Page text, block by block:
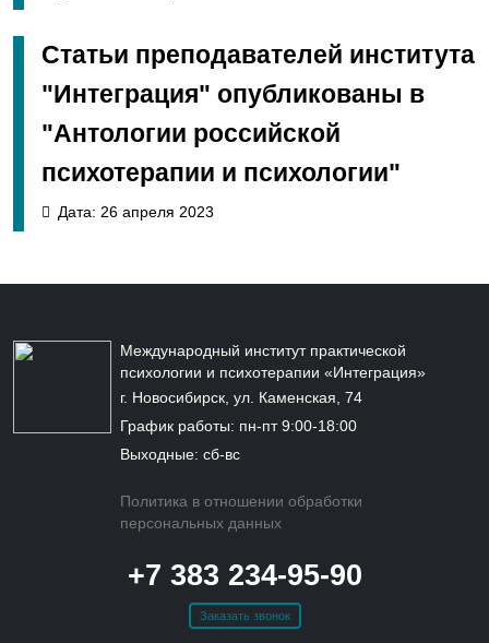
Статьи преподавателей института
"Интеграция" опубликованы в
"Антологии российской
психотерапии и психологии"
Дата: 26 апреля 2023
Международный институт практической
психологии и психотерапии «Интеграция»
г. Новосибирск, ул. Каменская, 74
График работы: пн-пт 9:00-18:00
Выходные: сб-вс
Политика в отношении обработки
персональных данных
+7 383 234-95-90
Заказать звонок